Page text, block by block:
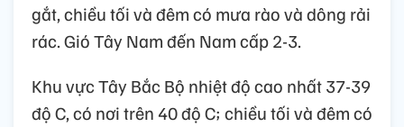
gắt, chiều tối và đêm có mưa rào và dông rải
rác. Gió Tây Nam đến Nam cấp 2-3.
Khu vực Tây Bắc Bộ nhiệt độ cao nhất 37-39
độ C, có nơi trên 40 độ C; chiều tối và đêm có